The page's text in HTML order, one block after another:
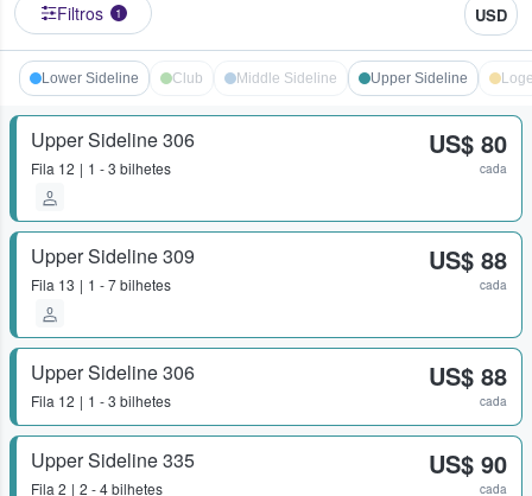
Filtros 1 USD
Lower Sideline Club Middle Sideline Upper Sideline
Upper Sideline 306
Fila 12 1 - 3 bilhetes
US$ 80
cada
Upper Sideline 309
Fila 13 1 - 7 bilhetes
US$ 88
cada
Upper Sideline 306
Fila 12 1 - 3 bilhetes
US$ 88
cada
Upper Sideline 335
Fila 2 2 - 4 bilhetes
US$ 90
cada